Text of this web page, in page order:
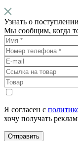
Узнать о поступлении
Мы сообщим, когда
Я согласен с
хочу получать
Отправить